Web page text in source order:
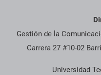
Gestión de la
Carrera 27 #10-02
Universidad